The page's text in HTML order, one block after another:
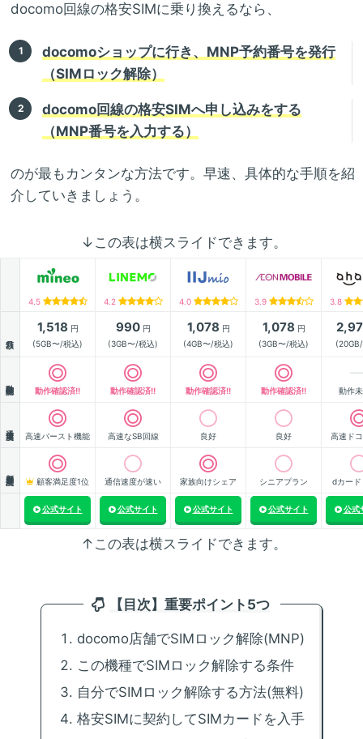
docomo回線の格安SIMに乗り換えるなら、
docomoショップに行き、MNP予約番号を発行
（SIMロック解除）
docomo回線の格安SIMへ申し込みをする
（MNP番号を入力する）
のが最もカンタンな方法です。早速、具体的な手順を紹
介していきましょう。
↓この表は横スライドできます。
4.5 4.2 4.0 3.9 3.8
1,518 円
(5GB〜/税込)
990円
(3GB〜/税込)
1,078 円
(4GB〜/税込)
1,078 円
(3GB〜/税込)
動作確認済!! 動作確認済!! 動作確認済!! 動作確認済!! 動作
高速バースト機能 高速なSB回線 良好 良好 高速ド
顧客満足度1位 通信速度が速い 家族向けシェア シニアプラン dカード
公式サイト 公式サイト 公式サイト 公式サイト 公式
↑この表は横スライドできます。
【目次】重要ポイント5つ
docomo店舗でSIMロック解除(MNP)
この機種でSIMロック解除する条件
自分でSIMロック解除する方法(無料)
格安SIMに契約してSIMカードを入手